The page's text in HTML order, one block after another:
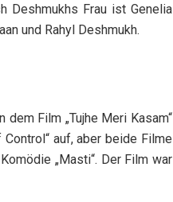
Deshmukhs Frau ist Genelia
und Rahyl Deshmukh.
Film „Tujhe Meri Kasam“
auf, aber beide Filme
„Masti“. Der Film war